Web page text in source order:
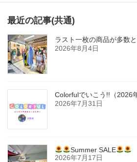
最近の記事(共通)
ラスト一枚の商品が多数
2026年8月4日
Colorfulでいこう!!（2026
2026年7月31日
Summer SALE
2026年7月17日